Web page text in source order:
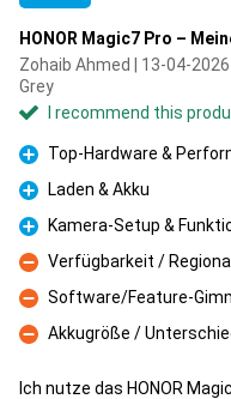
HONOR Magic7 Pro –
Zohaib Ahmed | 13-04-
Grey
I recommend this
Pro
Top-Hardware &
Pro
Laden & Akku
Pro
Kamera-Setup &
Con
Verfügbarkeit /
Con
Software/Feature-
Con
Akkugröße /
Ich nutze das HONOR